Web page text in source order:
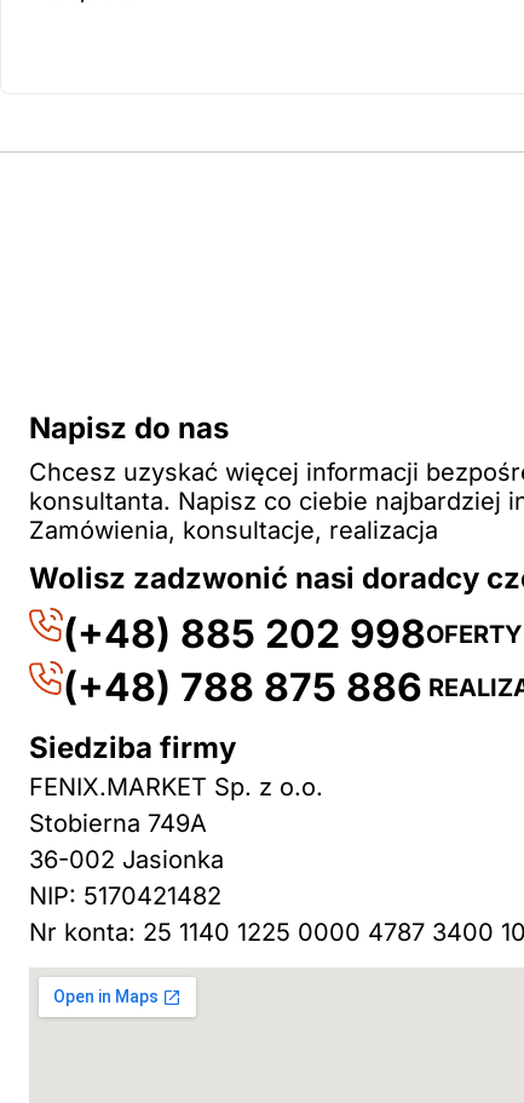
Napisz do nas
Chcesz uzyskać więcej informacji
konsultanta. Napisz co ciebie najbardziej
Zamówienia, konsultacje, realizacja
Wolisz zadzwonić nasi doradcy
(+48) 885 202 998OFERTY
(+48) 788 875 886
Siedziba firmy
FENIX.MARKET Sp. z o.o.
Stobierna 749A
36-002 Jasionka
NIP: 5170421482
Nr konta: 25 1140 1225 0000 4787 3400